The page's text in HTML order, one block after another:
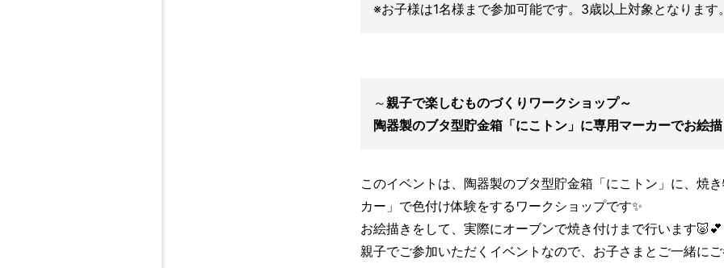
※お子様は1名様まで参加可能です。3歳以上対象となります
～親子で楽しむものづくりワークショップ～
陶器製のブタ型貯金箱「にこトン」に専用マーカーでお絵
このイベントは、陶器製のブタ型貯金箱「にこトン」に、焼
カー」で色付け体験をするワークショップです✨
お絵描きをして、実際にオーブンで焼き付けまで行います🐷💕
親子でご参加いただくイベントなので、お子さまとご一緒に